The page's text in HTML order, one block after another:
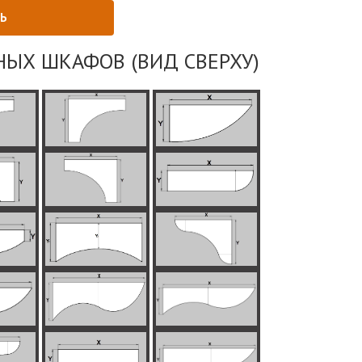
ШКАФОВ (ВИД СВЕРХУ)